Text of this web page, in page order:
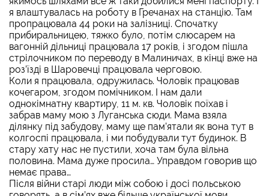
я влаштувалась на роботу в Гречанах на станцію. Там
пропрацювала 44 роки на залізниці. Спочатку
прибиральницею, тяжко було, потім слюсарем на
вагонній дільниці працювала 17 років, і згодом пішла
стрілочником по переводу в Малиничах, в кінці вже на
роз’їзді в Шаровечці працювала черговою.
Коли я працювала, одружилась. Чоловік працював
кочегаром, згодом помічником. І нам дали
однокімнатну квартиру, 11 м. кв. Чоловік поїхав і
забрав маму мою з Луганська сюди. Мама взяла
ділянку під забудову, маму ще пам’ятали як вона тут в
колгоспі працювала, і ми побудували тут будинок. В
стару хату нас не пустили, хоча там була вільна
половина. Мама дуже просила… Управдом говорив що
немає права…
Після війни старі люди між собою і досі польською